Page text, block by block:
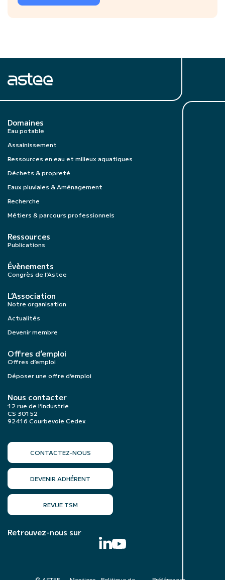
Domaines
Eau potable
Assainissement
Ressources en eau et milieux aquatiques
Déchets & propreté
Eaux pluviales & Aménagement
Recherche
Métiers & parcours professionnels
Ressources
Publications
Évènements
Congrès de l’Astee
L’Association
Notre organisation
Actualités
Devenir membre
Offres d’emploi
Offres d’emploi
Déposer une offre d’emploi
Nous contacter
12 rue de l’Industrie
CS 30152
92416 Courbevoie Cedex
CONTACTEZ-NOUS
DEVENIR ADHÉRENT
REVUE TSM
Retrouvez-nous sur